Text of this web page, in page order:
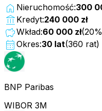
home Nieruchomość:300
account_balance Kredyt:240 000 zł
savingsWkład:60 000 zł(20
calendar_month Okres:30 lat(360 rat)
BNP Paribas
WIBOR 3M